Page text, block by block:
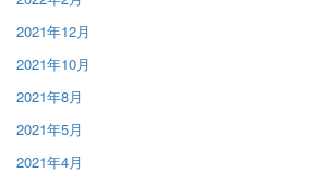
2021年12月
2021年10月
2021年8月
2021年5月
2021年4月